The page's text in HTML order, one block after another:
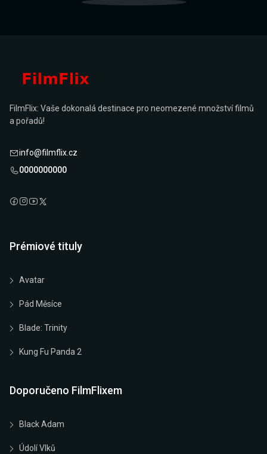
FilmFlix: Vaše dokonalá destinace pro neomezené množství filmů
a pořadů!
info@filmflix.cz
0000000000
Prémiové tituly
Avatar
Pád Měsíce
Blade: Trinity
Kung Fu Panda 2
Doporučeno FilmFlixem
Black Adam
Údolí Vlků